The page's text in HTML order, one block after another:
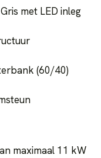
met LED inleg
(60/40)
maximaal 11 kW